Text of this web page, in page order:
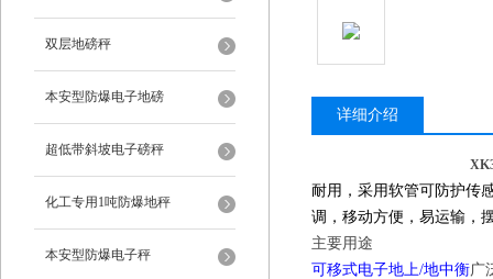
双层地磅秤
本安型防爆电子地磅
超低带斜坡电子磅秤
化工专用1吨防爆地秤
本安型防爆电子秤
详细介绍
耐用，采用软管可防护传
调，移动方便，易运输，
主要用途
可移式电子地上/地中衡广